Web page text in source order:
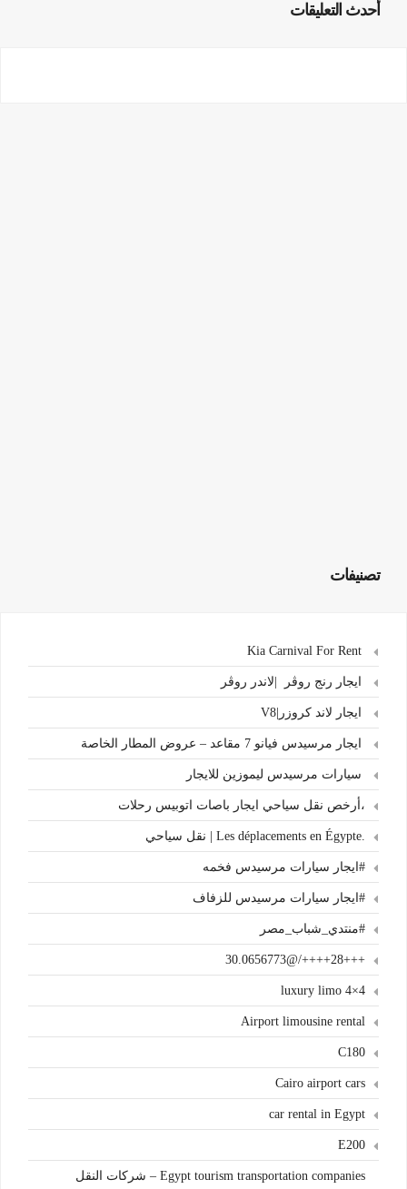
أحدث التعليقات
تصنيفات
ايجار رنج روڤر |لاندر روڤر
ايجار لاند كروزر|V8
ايجار مرسيدس فيانو 7 مقاعد – عروض المطار الخاصة
سيارات مرسيدس ليموزين للايجار
،أرخص نقل سياحي ايجار باصات اتوبيس رحلات
.Les déplacements en Égypte | نقل سياحي
#ايجار سيارات مرسيدس فخمه
#ايجار سيارات مرسيدس للزفاف
#منتدي_شباب_مصر
+++28++++/@30.0656773
4×4 luxury limo
Airport limousine rental
C180
Cairo airport cars
car rental in Egypt
E200
Egypt tourism transportation companies – شركات النقل